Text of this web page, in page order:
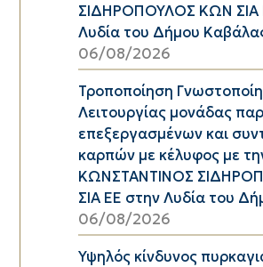
ΣΙΔΗΡΟΠΟΥΛΟΣ ΚΩΝ ΣΙΑ
Λυδία του Δήμου
06/08/2026
Τροποποίηση
Λειτουργίας μονάδας
επεξεργασμένων και
καρπών με κέλυφος με
ΚΩΝΣΤΑΝΤΙΝΟΣ
ΣΙΑ ΕΕ στην Λυδία του
06/08/2026
Υψηλός κίνδυνος